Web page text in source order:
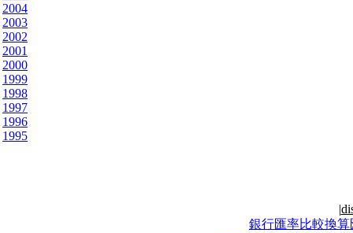
2004
2003
2002
2001
2000
1999
1998
1997
1996
1995
|
銀行匯率比較換算